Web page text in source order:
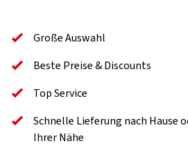
Große Auswahl
Beste Preise & Discounts
Top Service
Schnelle Lieferung nach Hause
Ihrer Nähe